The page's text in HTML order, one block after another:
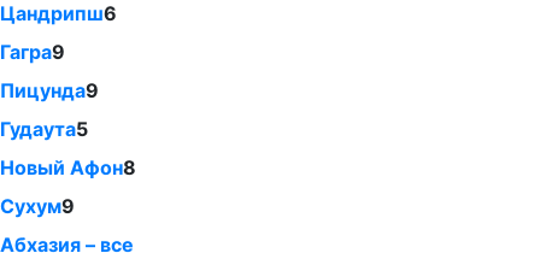
Цандрипш6
Гагра9
Пицунда9
Гудаута5
Новый Афон8
Сухум9
Абхазия – все